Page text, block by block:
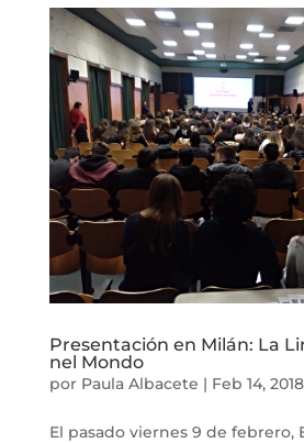
Presentación en Milán: La
nel Mondo
por Paula Albacete | Feb 14, 2018
El pasado viernes 9 de febrero,